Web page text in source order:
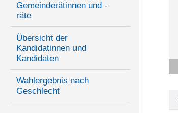
Gemeinderätinnen und -
räte
Übersicht der
Kandidatinnen und
Kandidaten
Wahlergebnis nach
Geschlecht